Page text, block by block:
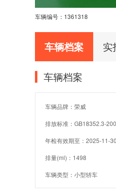
车辆编号： 1361318
车辆档案 实
车辆档案
车辆品牌：荣威
排放标准：GB18352.3-
年检有效期至：2025-11-30
排量(ml)：1498
车辆类型：小型轿车